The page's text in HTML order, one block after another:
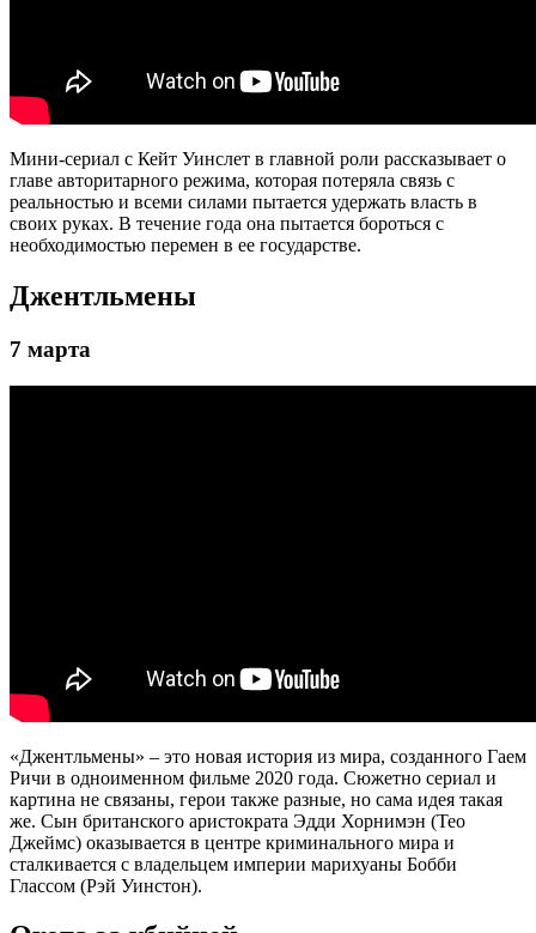
Мини-сериал с Кейт Уинслет в главной роли рассказывает о
главе авторитарного режима, которая потеряла связь с
реальностью и всеми силами пытается удержать власть в
своих руках. В течение года она пытается бороться с
необходимостью перемен в ее государстве.
Джентльмены
7 марта
«Джентльмены» – это новая история из мира, созданного Гаем
Ричи в одноименном фильме 2020 года. Сюжетно сериал и
картина не связаны, герои также разные, но сама идея такая
же. Сын британского аристократа Эдди Хорнимэн (Тео
Джеймс) оказывается в центре криминального мира и
сталкивается с владельцем империи марихуаны Бобби
Глассом (Рэй Уинстон).